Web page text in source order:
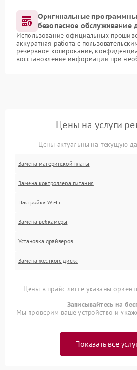
Оригинальные
безопасное обслуживание
Использование официальных
аккуратная работа с
резервное копирование,
восстановление информации при
Цены на услуги
Цены актуальны на текущую
Замена материнской платы
Замена контроллера питания
Настройка Wi-Fi
Замена вебкамеры
Установка драйверов
Замена жесткого диска
Цены в прайс-листе указаны
Записывайтесь на
Мы проверим ваше устройство и
Показать все